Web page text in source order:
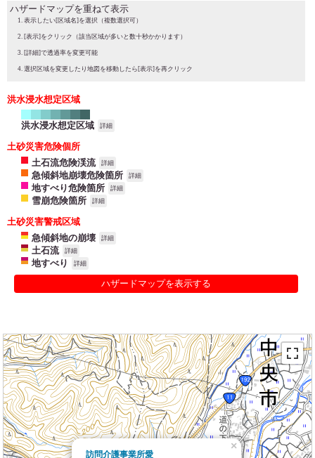
ハザードマップを重ねて表示
表示したい[区域名]を選択（複数選択可）
[表示]をクリック（該当区域が多いと数十秒かかります）
[詳細]で透過率を変更可能
選択区域を変更したり地図を移動したら[表示]を再クリック
洪水浸水想定区域
洪水浸水想定区域 詳細
土砂災害危険個所
土石流危険渓流
詳細
急傾斜地崩壊危険箇所 詳細
地すべり危険箇所 詳細
雪崩危険箇所 詳細
土砂災害警戒区域
急傾斜地の崩壊
詳細
土石流 詳細
地すべり 詳細
ハザードマップを表示する
訪問介護事業所愛
×